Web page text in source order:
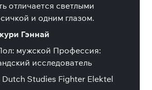
отличается светлыми
и одним глазом.
Гэннай
мужской Профессия:
исследователь
Studies Fighter Elektel